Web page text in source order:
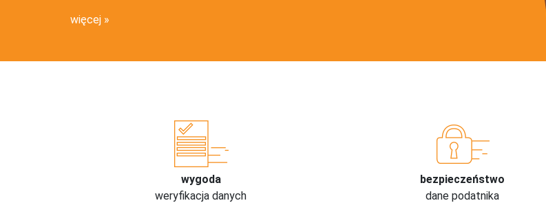
więcej
wygoda
weryfikacja danych
bezpieczeństwo
dane podatnika